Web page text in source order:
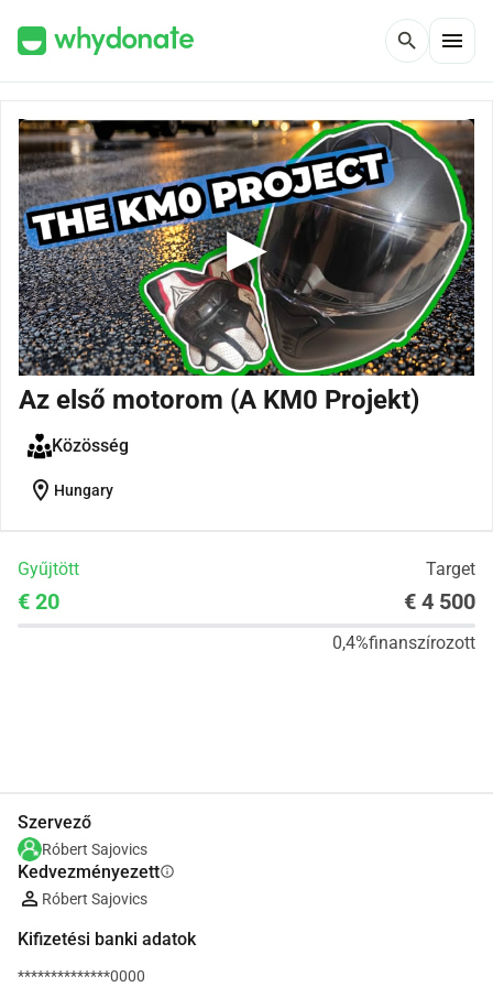
search menu
Az első motorom (A KM0 Projekt)
Közösség
location_on Hungary
Gyűjtött Target
€ 20 € 4 500
0,4%finanszírozott
Szervező
Róbert Sajovics
Kedvezményezettinfo
Róbert Sajovics
Kifizetési banki adatok
**************0000